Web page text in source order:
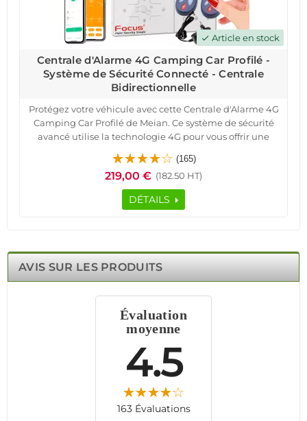
check Article en stock
Centrale d'Alarme 4G Camping Car Profilé -
Système de Sécurité Connecté - Centrale
Bidirectionnelle
Protégez votre véhicule avec cette Centrale d'Alarme 4G
Camping Car Profilé de Meian. Ce système de sécurité
avancé utilise la technologie 4G pour vous offrir une
Recevez des notifications instantanées sur votre
téléphone en cas d'intrusion, grâce Application
iOS/Android pour contrôler votre système à distance.
La Centrale d'Alarme 4G Camping Car Profilé est
téléphonie Mobile. Avec Meian, bénéficiez d'un système
sérénité avec une Sirène intégrée de 85 décibels pour
dissuader les intrus.
(165)
219,00 € (182.50 HT)
DÉTAILS
AVIS SUR LES PRODUITS
Évaluation
moyenne
4.5
163 Évaluations